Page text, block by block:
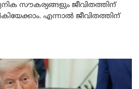
സൗകര്യങ്ങളും ജീവിതത്തിന്
എന്നാൽ ജീവിതത്തിന്